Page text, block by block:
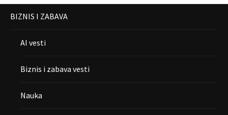
BIZNIS I ZABAVA
AI vesti
Biznis i zabava vesti
Nauka